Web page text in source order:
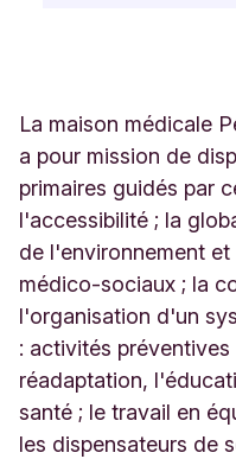
La maison médicale
a pour mission de
primaires guidés par
l'accessibilité ; la
de l'environnement
médico-sociaux ; la
l'organisation d'un
: activités
réadaptation,
santé ; le travail en
les dispensateurs de